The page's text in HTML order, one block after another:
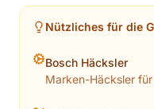
Nützliches für die
Bosch Häcksler
Marken-Häcksler